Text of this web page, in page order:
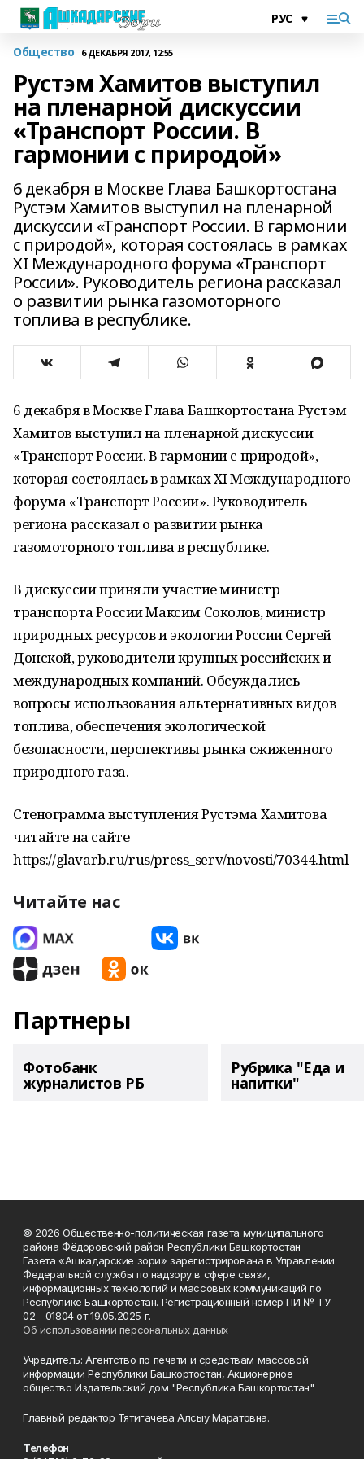
Общество 6 ДЕКАБРЯ 2017, 12:55
Рустэм Хамитов выступил
на пленарной дискуссии
«Транспорт России. В
гармонии с природой»
6 декабря в Москве Глава Башкортостана
Рустэм Хамитов выступил на пленарной
дискуссии «Транспорт России. В гармонии
с природой», которая состоялась в рамках
XI Международного форума «Транспорт
России». Руководитель региона рассказал
о развитии рынка газомоторного
топлива в республике.
6 декабря в Москве Глава Башкортостана Рустэм
Хамитов выступил на пленарной дискуссии
«Транспорт России. В гармонии с природой»,
которая состоялась в рамках XI Международного
форума «Транспорт России». Руководитель
региона рассказал о развитии рынка
газомоторного топлива в республике.
В дискуссии приняли участие министр
транспорта России Максим Соколов, министр
природных ресурсов и экологии России Сергей
Донской, руководители крупных российских и
международных компаний. Обсуждались
вопросы использования альтернативных видов
топлива, обеспечения экологической
безопасности, перспективы рынка сжиженного
природного газа.
Стенограмма выступления Рустэма Хамитова
читайте на сайте
https://glavarb.ru/rus/press_serv/novosti/70344.html
Читайте нас
Партнеры
Фотобанк
журналистов РБ
Рубрика "Еда и
напитки"
© 2026 Общественно-политическая газета муниципального
района Фёдоровский район Республики Башкортостан
Газета «Ашкадарские зори» зарегистрирована в Управлении
Федеральной службы по надзору в сфере связи,
информационных технологий и массовых коммуникаций по
Республике Башкортостан. Регистрационный номер ПИ № ТУ
02 - 01804 от 19.05.2025 г.
Об использовании персональных данных
Учредитель: Агентство по печати и средствам массовой
информации Республики Башкортостан, Акционерное
общество Издательский дом "Республика Башкортостан"
Главный редактор Тятигачева Алсыу Маратовна.
Телефон